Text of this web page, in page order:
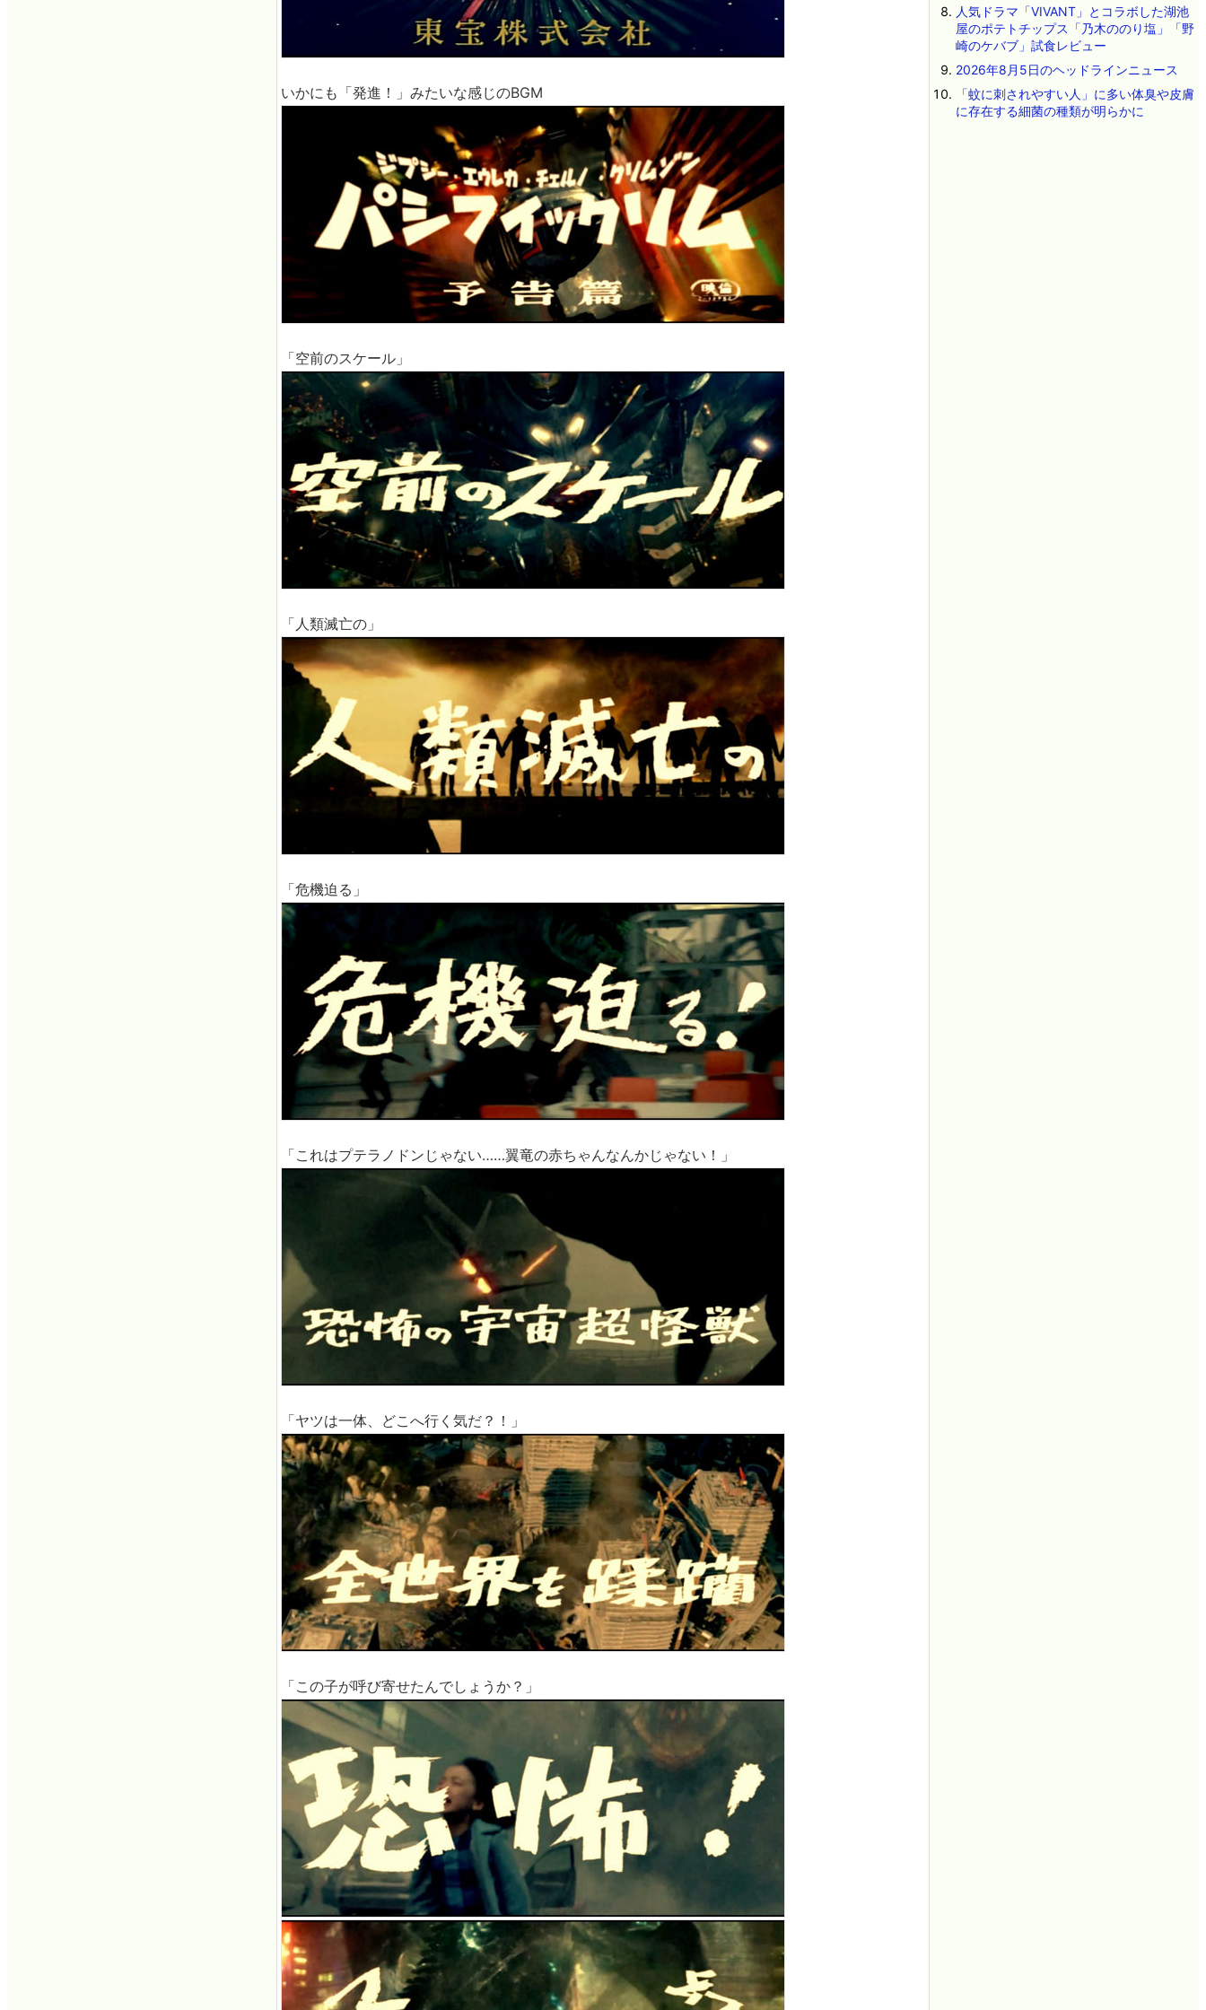
いかにも「発進！」みたいな感じのBGM
「空前のスケール」
「人類滅亡の」
「危機迫る」
「これはプテラノドンじゃない……翼竜の赤ちゃんなんかじゃない！」
「ヤツは一体、どこへ行く気だ？！」
「この子が呼び寄せたんでしょうか？」
人気ドラマ「VIVANT」とコラボした湖池
屋のポテトチップス「乃木ののり塩」「野
崎のケバブ」試食レビュー
2026年8月5日のヘッドラインニュース
「蚊に刺されやすい人」に多い体臭や皮膚
に存在する細菌の種類が明らかに